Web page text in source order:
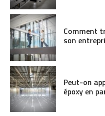
Comment
son
Peut-on
époxy en